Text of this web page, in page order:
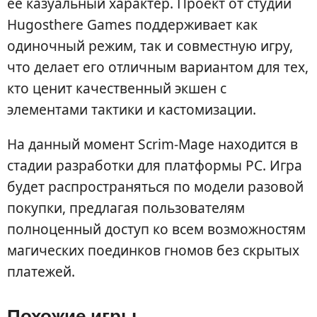
Hugosthere Games поддерживает как
одиночный режим, так и совместную игру,
что делает его отличным вариантом для тех,
кто ценит качественный экшен с
элементами тактики и кастомизации.
На данный момент Scrim-Mage находится в
стадии разработки для платформы PC. Игра
будет распространяться по модели разовой
покупки, предлагая пользователям
полноценный доступ ко всем возможностям
магических поединков гномов без скрытых
платежей.